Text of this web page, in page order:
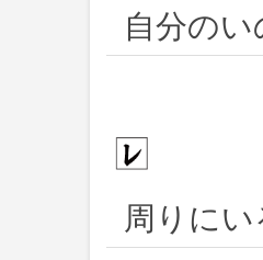
自分の
周りに